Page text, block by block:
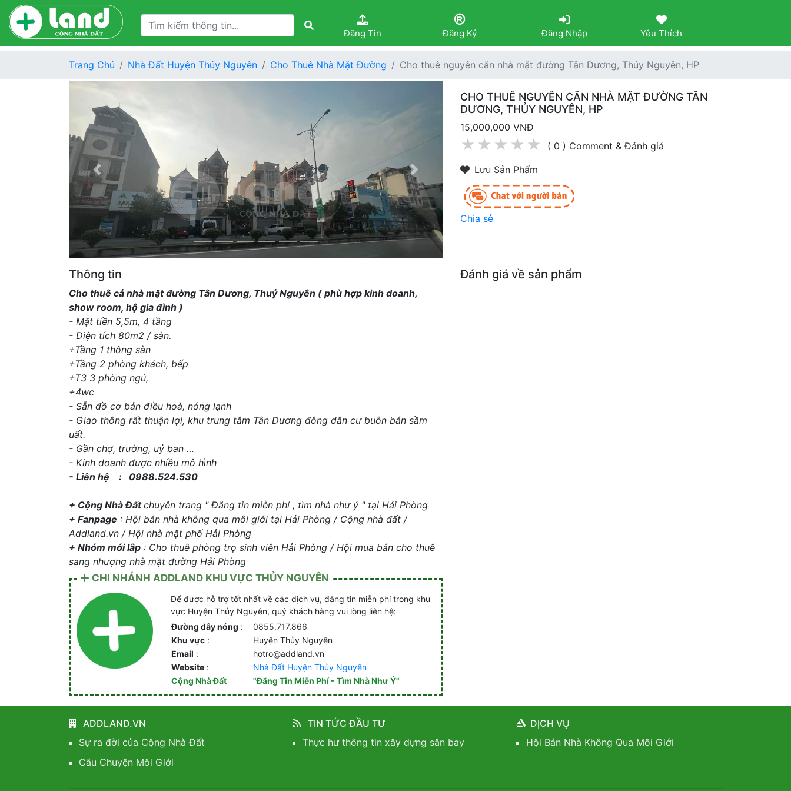
Đăng Tin Đăng Ký Đăng Nhập Yêu Thích
Trang Chủ Nhà Đất Huyện Thủy Nguyên Cho Thuê Nhà Mặt Đường Cho thuê nguyên căn nhà mặt đường Tân Dương, Thủy Nguyên, HP
Previous Next
CHO THUÊ NGUYÊN CĂN NHÀ MẶT ĐƯỜNG TÂN
DƯƠNG, THỦY NGUYÊN, HP
15,000,000 VNĐ
★ ★ ★ ★ ★
( 0 ) Comment & Đánh giá
Lưu Sản Phẩm
Chia sẻ
Thông tin
Cho thuê cả nhà mặt đường Tân Dương, Thuỷ Nguyên ( phù hợp kinh doanh,
show room, hộ gia đình )
- Mặt tiền 5,5m, 4 tầng
- Diện tích 80m2 / sàn.
+Tầng 1 thông sàn
+Tầng 2 phòng khách, bếp
+T3 3 phòng ngủ,
+4wc
- Sẵn đồ cơ bản điều hoà, nóng lạnh
- Giao thông rất thuận lợi, khu trung tâm Tân Dương đông dân cư buôn bán sầm
uất.
- Gần chợ, trường, uỷ ban …
- Kinh doanh được nhiều mô hình
- Liên hệ : 0988.524.530
+ Cộng Nhà Đấtchuyên trang " Đăng tin miễn phí , tìm nhà như ý " tại Hải Phòng
+ Fanpage : Hội bán nhà không qua môi giới tại Hải Phòng / Cộng nhà đất /
Addland.vn / Hội nhà mặt phố Hải Phòng
+ Nhóm mới lâp : Cho thuê phòng trọ sinh viên Hải Phòng / Hội mua bán cho thuê
sang nhượng nhà mặt đường Hải Phòng
CHI NHÁNH ADDLAND KHU VỰC THỦY NGUYÊN
Để được hỗ trợ tốt nhất về các dịch vụ, đăng tin miễn phí trong khu
vực Huyện Thủy Nguyên, quý khách hàng vui lòng liên hệ:
Đường dây nóng :
0855.717.866
Khu vực:
Huyện Thủy Nguyên
Email :
hotro@addland.vn
Website:
Nhà Đất Huyện Thủy Nguyên
Cộng Nhà Đất
"Đăng Tin Miễn Phí - Tìm Nhà Như Ý"
Đánh giá về sản phẩm
ADDLAND.VN
Sự ra đời của Cộng Nhà Đất
Câu Chuyện Môi Giới
TIN TỨC ĐẦU TƯ
Thực hư thông tin xây dựng sân bay
DỊCH VỤ
Hội Bán Nhà Không Qua Môi Giới